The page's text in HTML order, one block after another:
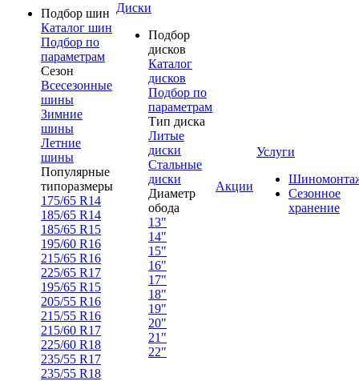
Подбор шин
Каталог шин
Подбор по
параметрам
Сезон
Всесезонные
шины
Зимние
шины
Летние
шины
Популярные
типоразмеры
175/65 R14
185/65 R14
185/65 R15
195/60 R16
215/65 R16
225/65 R17
195/65 R15
205/55 R16
215/55 R16
215/60 R17
225/60 R18
235/55 R17
235/55 R18
Диски
Подбор
дисков
Каталог
дисков
Подбор по
параметрам
Тип диска
Литые
диски
Стальные
диски
Диаметр
обода
13"
14"
15"
16"
17"
18"
19"
20"
21"
22"
Акции
Услуги
Сезонное
хранение